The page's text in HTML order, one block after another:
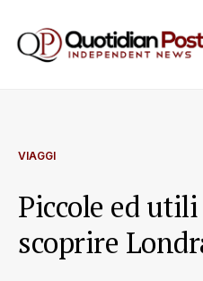
VIAGGI
Piccole ed
scoprire